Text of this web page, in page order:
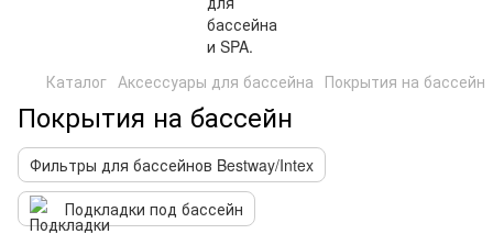
Каталог Аксессуары для бассейна Покрытия на бассейн
Покрытия на бассейн
Фильтры для бассейнов Bestway/Intex
Подкладки под бассейн